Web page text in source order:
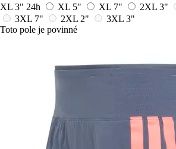
XL 3" 24h XL 5" XL 7" 2XL 3"
3XL 7"
2XL 2"
3XL 3"
Toto pole je povinné